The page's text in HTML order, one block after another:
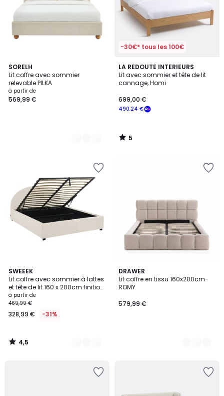
SORELH
Lit coffre avec sommier
relevable PILKA
à partir de
569,99 €
4
Couleurs
-30€* tous les 100€
LA REDOUTE INTERIEURS
Lit avec sommier et tête de lit
cannage, Homi
490,24 €
699,00 €
5
/
5
5
/
SWEEEK
Lit coffre avec sommier à lattes
et tête de lit 160 x 200cm finition
bouclette CAMERON
à partir de
469,99 €
328,99 € -31%
4,5
/ 5
3
Couleurs
4,5
/
DRAWER
Lit coffre en tissu 160x200cm-
ROMY
579,99 €
2
Couleurs